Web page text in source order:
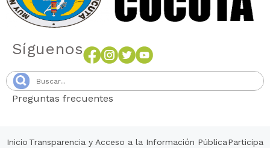
Síguenos
Preguntas frecuentes
Inicio Transparencia y Acceso a la Información PúblicaParticipa